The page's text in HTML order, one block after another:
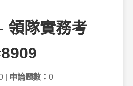
領隊實務考
| 申論題數： 0